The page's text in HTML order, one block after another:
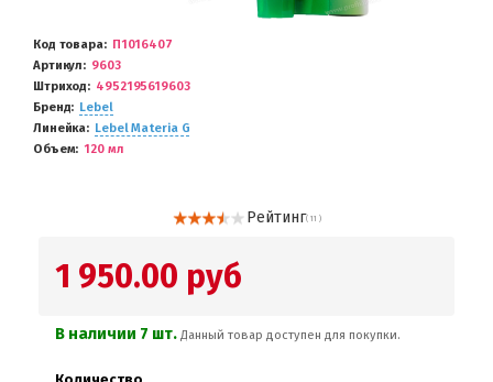
Код товара
П1016407
Артикул
9603
Штриход
4952195619603
Бренд
Lebel
Линейка
Lebel Materia G
Объем
120 мл
Рейтинг( 11 )
1 950.00 руб
В наличии 7 шт. Данный товар доступен для покупки.